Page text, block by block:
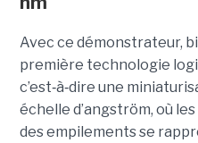
Avec ce démonstrateur,
première technologie
c’est‑à‑dire une
échelle d’angström, où
des empilements se